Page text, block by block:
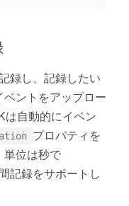
録し、記録したい
ントをアップロー
は自動的にイベン
プロパティを
単位は秒で
記録をサポートし